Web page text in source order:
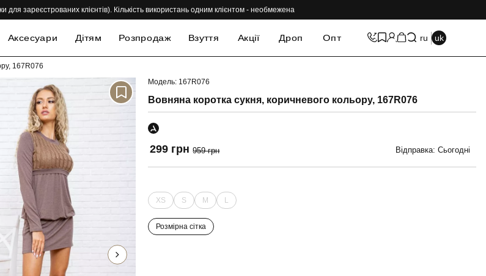
для зареєстрованих клієнтів). Кількість використань одним клієнтом - необмежена
Аксесуари Дітям Розпродаж Взуття Акції Дроп Опт ru uk
167R076
-69%
Модель: 167R076
Вовняна коротка сукня, коричневого кольору, 167R076
299 грн 959 грн Відправка: Сьогодні
XS S M L
Розмірна сітка